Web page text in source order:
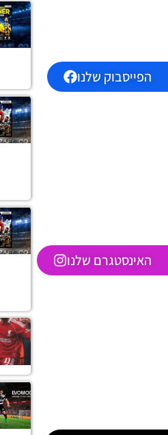
הפייסבוק שלנו
האינסטגרם שלנו